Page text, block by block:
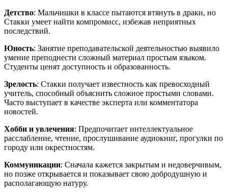
Детство: Мальчишки в классе пытаются втянуть в драки, но
Стакки умеет найти компромисс, избежав неприятных
последствий.
Юность: Занятие преподавательской деятельностью выявило
умение преподнести сложный материал простым языком.
Студенты ценят доступность и образованность.
Зрелость: Стакки получает известность как превосходный
учитель, способный объяснить сложное простыми словами.
Часто выступает в качестве эксперта или комментатора
новостей.
Хобби и увлечения: Предпочитает интеллектуальное
расслабление, чтение, прослушивание аудиокниг, прогулки по
городу или окрестностям.
Коммуникации: Сначала кажется закрытым и недоверчивым,
но позже открывается и показывает свою добродушную и
располагающую натуру.